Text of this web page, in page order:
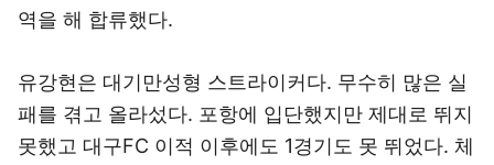
역을 해 합류했다.
유강현은 대기만성형 스트라이커다. 무수히 많은 실
패를 겪고 올라섰다. 포항에 입단했지만 제대로 뛰지
못했고 대구FC 이적 이후에도 1경기도 못 뛰었다. 체